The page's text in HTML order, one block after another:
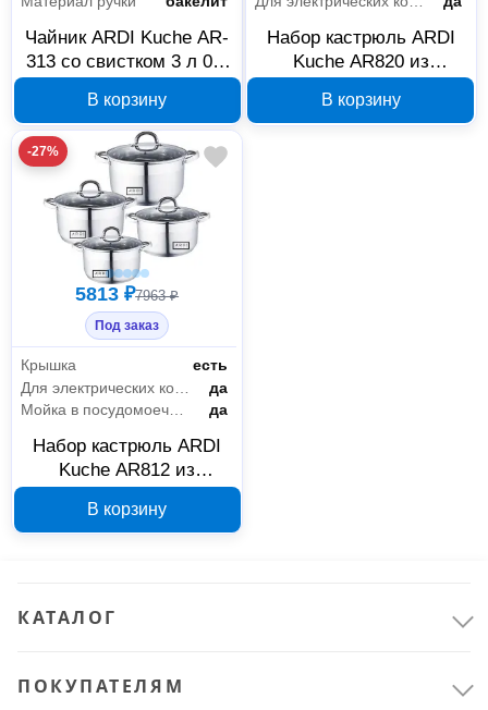
Чайник ARDI Kuche AR-
313 со свистком 3 л 00-
В корзину
Набор кастрюль ARDI
Kuche AR820 из
предметов
В корзину
-27%
5813 ₽7963 ₽
Под заказ
Крышка
есть
да
Мойка в посудомоечной машине
да
Набор кастрюль ARDI
Kuche AR812 из
предметов
В корзину
КАТАЛОГ
ПОКУПАТЕЛЯМ